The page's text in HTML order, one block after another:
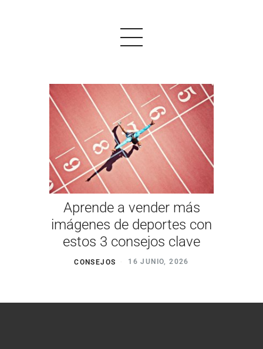
PRODUCTOS
EJEMPLOS
OPINIONES
PRECIOS
LOGIN
EMPEZAR AHORA
Aprende a vender más
imágenes de deportes con
estos 3 consejos clave
CONSEJOS 16 JUNIO, 2026